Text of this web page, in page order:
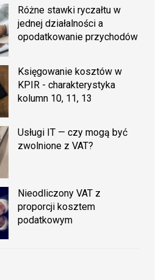
Różne stawki ryczałtu w
jednej działalności a
opodatkowanie przychodów
Księgowanie kosztów w
KPIR - charakterystyka
kolumn 10, 11, 13
Usługi IT — czy mogą być
zwolnione z VAT?
Nieodliczony VAT z
proporcji kosztem
podatkowym